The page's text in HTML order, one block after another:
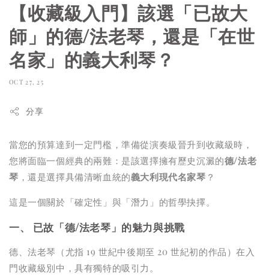
【收藏級入門】該選「已故大
師」的德/法老琴，還是「在世
名家」的義大利琴？
OCT 27, 25
分享
當您的預算達到一定門檻，準備從演奏級晉升到收藏級時，
您將面臨一個經典的兩難：是該選擇擁有歷史沉澱的德/法老
琴 ，還是選擇具備清晰血統的義大利現代名家琴 ？
這是一個關於「確定性」與「潛力」的哲學抉擇。
一、 已故「德/法老琴」的魅力與挑戰
德、法老琴（尤指 19 世紀中後期至 20 世紀初的作品）在入
門收藏級別中，具有獨特的吸引力。